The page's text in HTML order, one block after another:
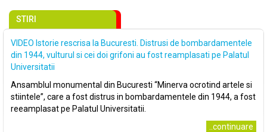
STIRI
VIDEO Istorie rescrisa la Bucuresti. Distrusi de bombardamentele
din 1944, vulturul si cei doi grifoni au fost reamplasati pe Palatul
Universitatii
Ansamblul monumental din Bucuresti “Minerva ocrotind artele si
stiintele”, care a fost distrus in bombardamentele din 1944, a fost
reeamplasat pe Palatul Universitatii.
..continuare